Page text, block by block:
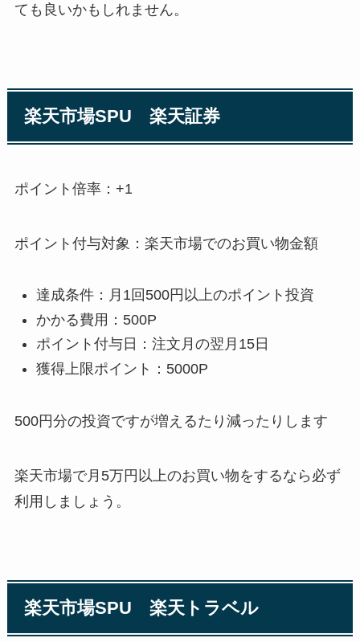
ても良いかもしれません。
楽天市場SPU 楽天証券
ポイント倍率：+1
ポイント付与対象：楽天市場でのお買い物金額
達成条件：月1回500円以上のポイント投資
かかる費用：500P
ポイント付与日：注文月の翌月15日
獲得上限ポイント：5000P
500円分の投資ですが増えるたり減ったりします
楽天市場で月5万円以上のお買い物をするなら必ず
利用しましょう。
楽天市場SPU 楽天トラベル